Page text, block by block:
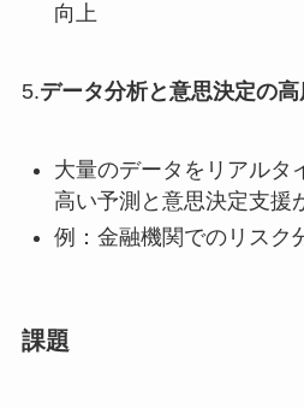
向上
5.データ分析と意思決定の高
大量のデータをリアルタ
高い予測と意思決定支援
例：金融機関でのリスク
課題